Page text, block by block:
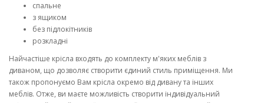
спальне
з ящиком
без підлокітників
розкладні
Найчастіше крісла входять до комплекту м'яких меблів з
диваном, що дозволяє створити єдиний стиль приміщення. Ми
також пропонуємо Вам крісла окремо від дивану та інших
меблів. Отже, ви маєте можливість створити індивідуальний